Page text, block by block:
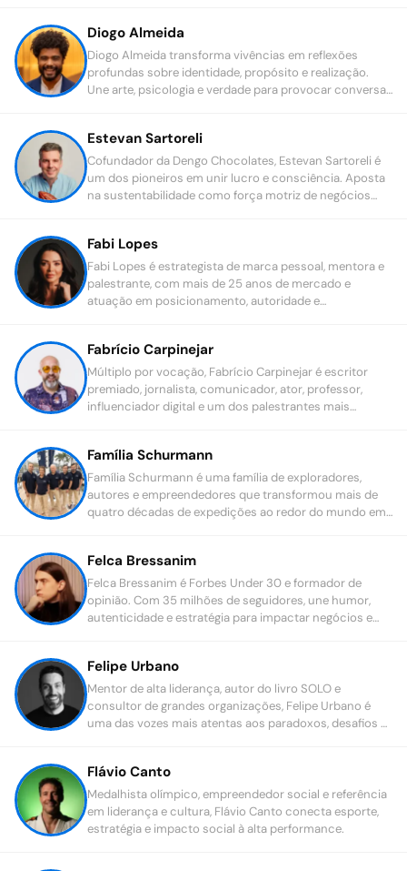
Diogo Almeida
Diogo Almeida transforma vivências em reflexões
profundas sobre identidade, propósito e realização.
Une arte, psicologia e verdade para provocar conversas
Estevan Sartoreli
Cofundador da Dengo Chocolates, Estevan Sartoreli é
um dos pioneiros em unir lucro e consciência. Aposta
na sustentabilidade como força motriz de negócios
Fabi Lopes
Fabi Lopes é estrategista de marca pessoal, mentora e
palestrante, com mais de 25 anos de mercado e
atuação em posicionamento, autoridade e
Fabrício Carpinejar
Múltiplo por vocação, Fabrício Carpinejar é escritor
premiado, jornalista, comunicador, ator, professor,
influenciador digital e um dos palestrantes mais
Família Schurmann
Família Schurmann é uma família de exploradores,
autores e empreendedores que transformou mais de
quatro décadas de expedições ao redor do mundo em
Felca Bressanim
Felca Bressanim é Forbes Under 30 e formador de
opinião. Com 35 milhões de seguidores, une humor,
autenticidade e estratégia para impactar negócios e
Felipe Urbano
Mentor de alta liderança, autor do livro SOLO e
consultor de grandes organizações, Felipe Urbano é
uma das vozes mais atentas aos paradoxos, desafios e
Flávio Canto
Medalhista olímpico, empreendedor social e referência
em liderança e cultura, Flávio Canto conecta esporte,
estratégia e impacto social à alta performance.